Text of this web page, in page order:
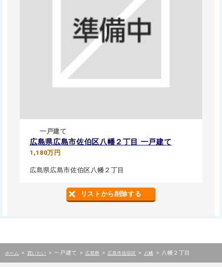
一戸建て
広島県広島市佐伯区八幡２丁目 一戸建て
1,180万円
広島県広島市佐伯区八幡２丁目
リストから削除する
ホーム > 買いたい > 一戸建て > 広島県 > 広島市佐伯区 > 八幡 > 八幡２丁目